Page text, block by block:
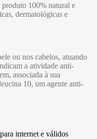
100% natural e
dermatológicas e
ou nos cabelos, atuando
a atividade anti-
associada à sua
10, um agente anti-
internet e válidos